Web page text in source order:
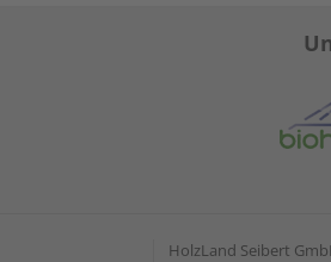
HolzLand Seibert